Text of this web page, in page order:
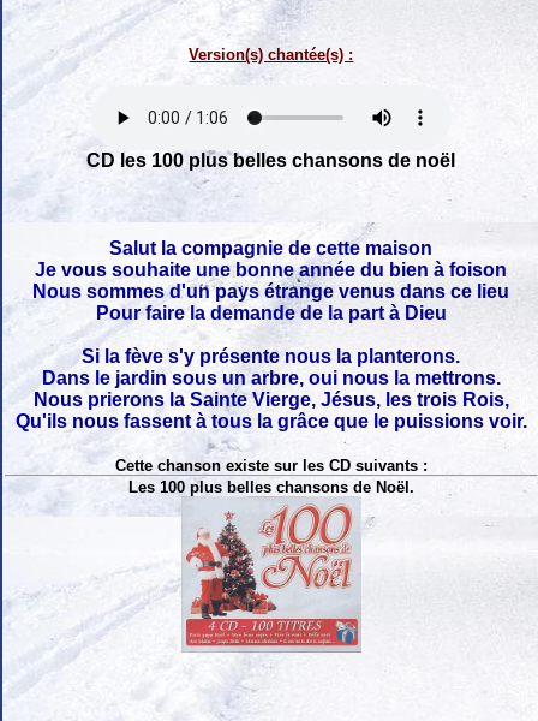
Version(s) chantée(s) :
CD les 100 plus belles chansons de noël
Salut la compagnie de cette maison
Je vous souhaite une bonne année du bien à foison
Nous sommes d'un pays étrange venus dans ce lieu
Pour faire la demande de la part à Dieu
Si la fève s'y présente nous la planterons.
Dans le jardin sous un arbre, oui nous la mettrons.
Nous prierons la Sainte Vierge, Jésus, les trois Rois,
Qu'ils nous fassent à tous la grâce que le puissions voir.
Cette chanson existe sur les CD suivants :
Les 100 plus belles chansons de Noël.